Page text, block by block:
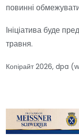
повинні
Ініціатива буде
травня.
Копірайт 2026, dpa